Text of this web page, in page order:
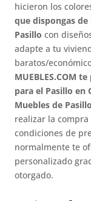
hicieron los
que dispongas
Pasillocon
adapte a tu
baratos/
MUEBLES.COM
para el Pasillo en
Muebles de Pasillo
realizar la
condiciones de
normalmente te
personalizado
otorgado.